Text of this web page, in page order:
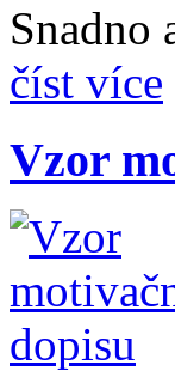
Snadno
číst více
Vzor